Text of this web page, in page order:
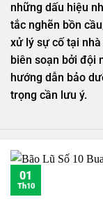
những dấu hiệu
tắc nghẽn bồn
xử lý sự cố tại
biên soạn bởi đội
hướng dẫn bảo
trọng cần lưu ý.
01
Th10